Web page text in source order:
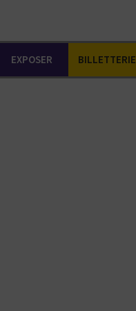
EXPOSER BILLETTERIE